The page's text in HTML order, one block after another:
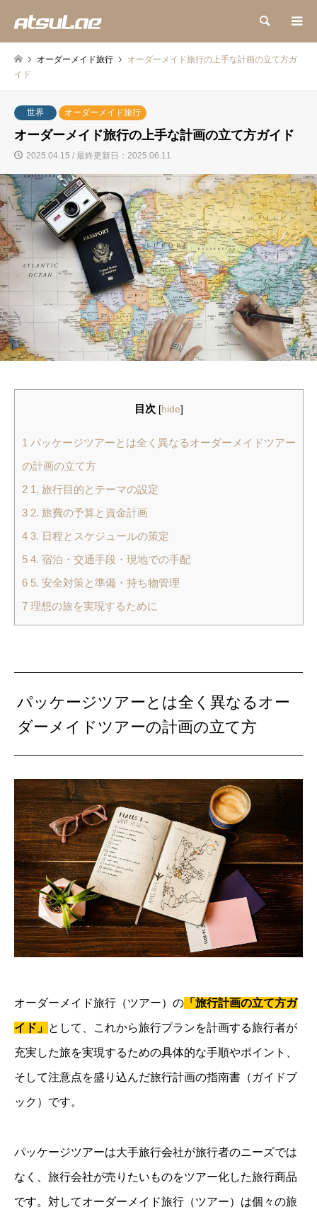
検索
オーダーメイド旅行
オーダーメイド旅行の上手な計画の立て方ガ
イド
世界 オーダーメイド旅行
オーダーメイド旅行の上手な計画の立て方ガイド
2025.04.15 / 最終更新日：2025.06.11
目次 [hide]
1 パッケージツアーとは全く異なるオーダーメイドツアー
の計画の立て方
2 1. 旅行目的とテーマの設定
3 2. 旅費の予算と資金計画
4 3. 日程とスケジュールの策定
5 4. 宿泊・交通手段・現地での手配
6 5. 安全対策と準備・持ち物管理
7 理想の旅を実現するために
パッケージツアーとは全く異なるオー
ダーメイドツアーの計画の立て方
オーダーメイド旅行（ツアー）の 「旅行計画の立て方ガ
イド」 として、これから旅行プランを計画する旅行者が
充実した旅を実現するための具体的な手順やポイント、
そして注意点を盛り込んだ旅行計画の指南書（ガイドブ
ック）です。
パッケージツアーは大手旅行会社が旅行者のニーズでは
なく、旅行会社が売りたいものをツアー化した旅行商品
です。対してオーダーメイド旅行（ツアー）は個々の旅